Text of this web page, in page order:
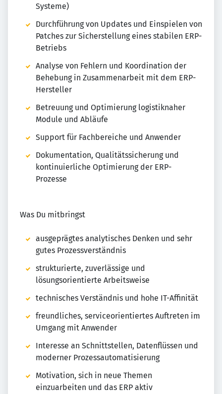
Systeme)
Durchführung von Updates und Einspielen von
Patches zur Sicherstellung eines stabilen ERP-
Betriebs
Analyse von Fehlern und Koordination der
Behebung in Zusammenarbeit mit dem ERP-
Hersteller
Betreuung und Optimierung logistiknaher
Module und Abläufe
Support für Fachbereiche und Anwender
Dokumentation, Qualitätssicherung und
kontinuierliche Optimierung der ERP-
Prozesse
Was Du mitbringst
ausgeprägtes analytisches Denken und sehr
gutes Prozessverständnis
strukturierte, zuverlässige und
lösungsorientierte Arbeitsweise
technisches Verständnis und hohe IT-Affinität
freundliches, serviceorientiertes Auftreten im
Umgang mit Anwender
Interesse an Schnittstellen, Datenflüssen und
moderner Prozessautomatisierung
Motivation, sich in neue Themen
einzuarbeiten und das ERP aktiv